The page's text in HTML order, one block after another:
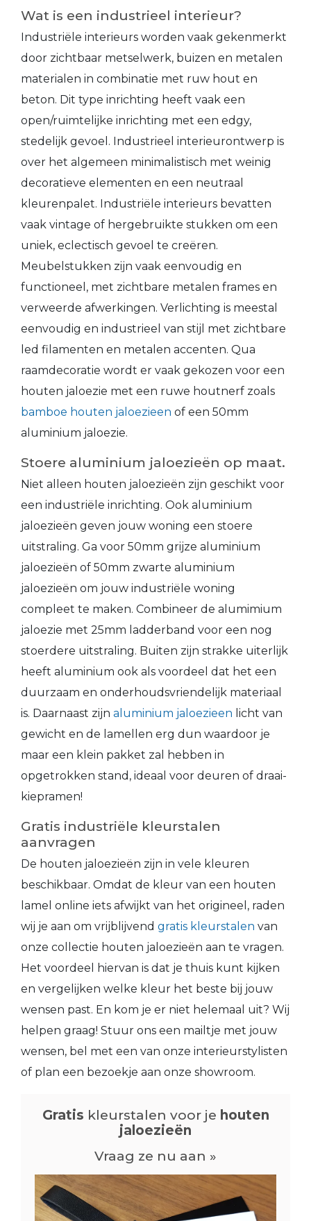
Wat is een industrieel interieur?
Industriële interieurs worden vaak gekenmerkt
door zichtbaar metselwerk, buizen en metalen
materialen in combinatie met ruw hout en
beton. Dit type inrichting heeft vaak een
open/ruimtelijke inrichting met een edgy,
stedelijk gevoel. Industrieel interieurontwerp is
over het algemeen minimalistisch met weinig
decoratieve elementen en een neutraal
kleurenpalet. Industriële interieurs bevatten
vaak vintage of hergebruikte stukken om een
uniek, eclectisch gevoel te creëren.
Meubelstukken zijn vaak eenvoudig en
functioneel, met zichtbare metalen frames en
verweerde afwerkingen. Verlichting is meestal
eenvoudig en industrieel van stijl met zichtbare
led filamenten en metalen accenten. Qua
raamdecoratie wordt er vaak gekozen voor een
houten jaloezie met een ruwe houtnerf zoals
bamboe houten jaloezieen of een 50mm
aluminium jaloezie.
Stoere aluminium jaloezieën op maat.
Niet alleen houten jaloezieën zijn geschikt voor
een industriële inrichting. Ook aluminium
jaloezieën geven jouw woning een stoere
uitstraling. Ga voor 50mm grijze aluminium
jaloezieën of 50mm zwarte aluminium
jaloezieën om jouw industriële woning
compleet te maken. Combineer de alumimium
jaloezie met 25mm ladderband voor een nog
stoerdere uitstraling. Buiten zijn strakke uiterlijk
heeft aluminium ook als voordeel dat het een
duurzaam en onderhoudsvriendelijk materiaal
is. Daarnaast zijn aluminium jaloezieen licht van
gewicht en de lamellen erg dun waardoor je
maar een klein pakket zal hebben in
opgetrokken stand, ideaal voor deuren of draai-
kiepramen!
Gratis industriële kleurstalen
aanvragen
De houten jaloezieën zijn in vele kleuren
beschikbaar. Omdat de kleur van een houten
lamel online iets afwijkt van het origineel, raden
wij je aan om vrijblijvend gratis kleurstalen van
onze collectie houten jaloezieën aan te vragen.
Het voordeel hiervan is dat je thuis kunt kijken
en vergelijken welke kleur het beste bij jouw
wensen past. En kom je er niet helemaal uit? Wij
helpen graag! Stuur ons een mailtje met jouw
wensen, bel met een van onze interieurstylisten
of plan een bezoekje aan onze showroom.
Gratis kleurstalen voor je houten
jaloezieën
Vraag ze nu aan »